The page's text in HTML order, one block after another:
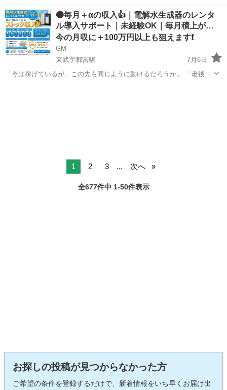
設工事｜作業員募集】 📍勤務地 青森県六ヶ所村 📅 工期 2026年8月頃
～長期予定 ※最低4ヶ月勤務できる方 ※長期勤務可能な方...
栃木 宇都宮市 黒磯駅 その他 個室
🔴毎月＋αの収入👍｜電解水生成器のレンタ
ル導入サポート｜未経験OK｜毎月積上が…
今の月収に＋100万円以上も狙えます❗️
GM
東武宇都宮駅
7月6日
「今は稼げているが、この先も同じように動けるだろうか」 「老後や
家族のために、将来に残る収入源を持ちたい」 そんな不安や想いをお
1 2 3 ... 次へ
全677件中 1-50件表示
お探しの投稿が見つからなかった方
ご希望の条件を登録するだけで、新着情報をいち早くお届け出